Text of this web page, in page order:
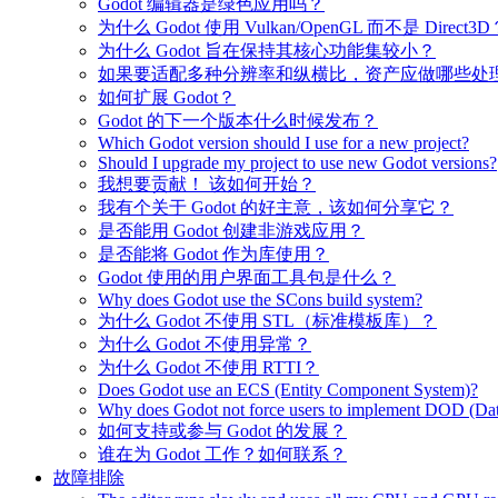
Godot 编辑器是绿色应用吗？
为什么 Godot 使用 Vulkan/OpenGL 而不是 Direct3D
为什么 Godot 旨在保持其核心功能集较小？
如果要适配多种分辨率和纵横比，资产应做哪些处
如何扩展 Godot？
Godot 的下一个版本什么时候发布？
Which Godot version should I use for a new project?
Should I upgrade my project to use new Godot versions?
我想要贡献！ 该如何开始？
我有个关于 Godot 的好主意，该如何分享它？
是否能用 Godot 创建非游戏应用？
是否能将 Godot 作为库使用？
Godot 使用的用户界面工具包是什么？
Why does Godot use the SCons build system?
为什么 Godot 不使用 STL（标准模板库）？
为什么 Godot 不使用异常？
为什么 Godot 不使用 RTTI？
Does Godot use an ECS (Entity Component System)?
Why does Godot not force users to implement DOD
如何支持或参与 Godot 的发展？
谁在为 Godot 工作？如何联系？
故障排除